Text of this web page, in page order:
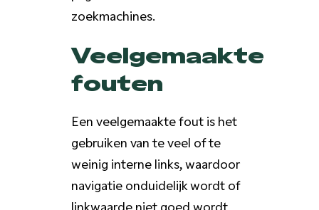
zoekmachines.
Veelgemaakte
fouten
Een veelgemaakte fout is het
gebruiken van te veel of te
weinig interne links, waardoor
navigatie onduidelijk wordt of
linkwaarde niet goed wordt